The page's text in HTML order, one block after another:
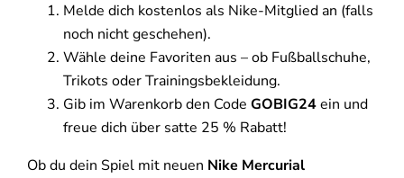
Melde dich kostenlos als Nike-Mitglied an (falls
noch nicht geschehen).
Wähle deine Favoriten aus – ob Fußballschuhe,
Trikots oder Trainingsbekleidung.
Gib im Warenkorb den Code GOBIG24ein und
freue dich über satte 25 % Rabatt!
Ob du dein Spiel mit neuen Nike Mercurial